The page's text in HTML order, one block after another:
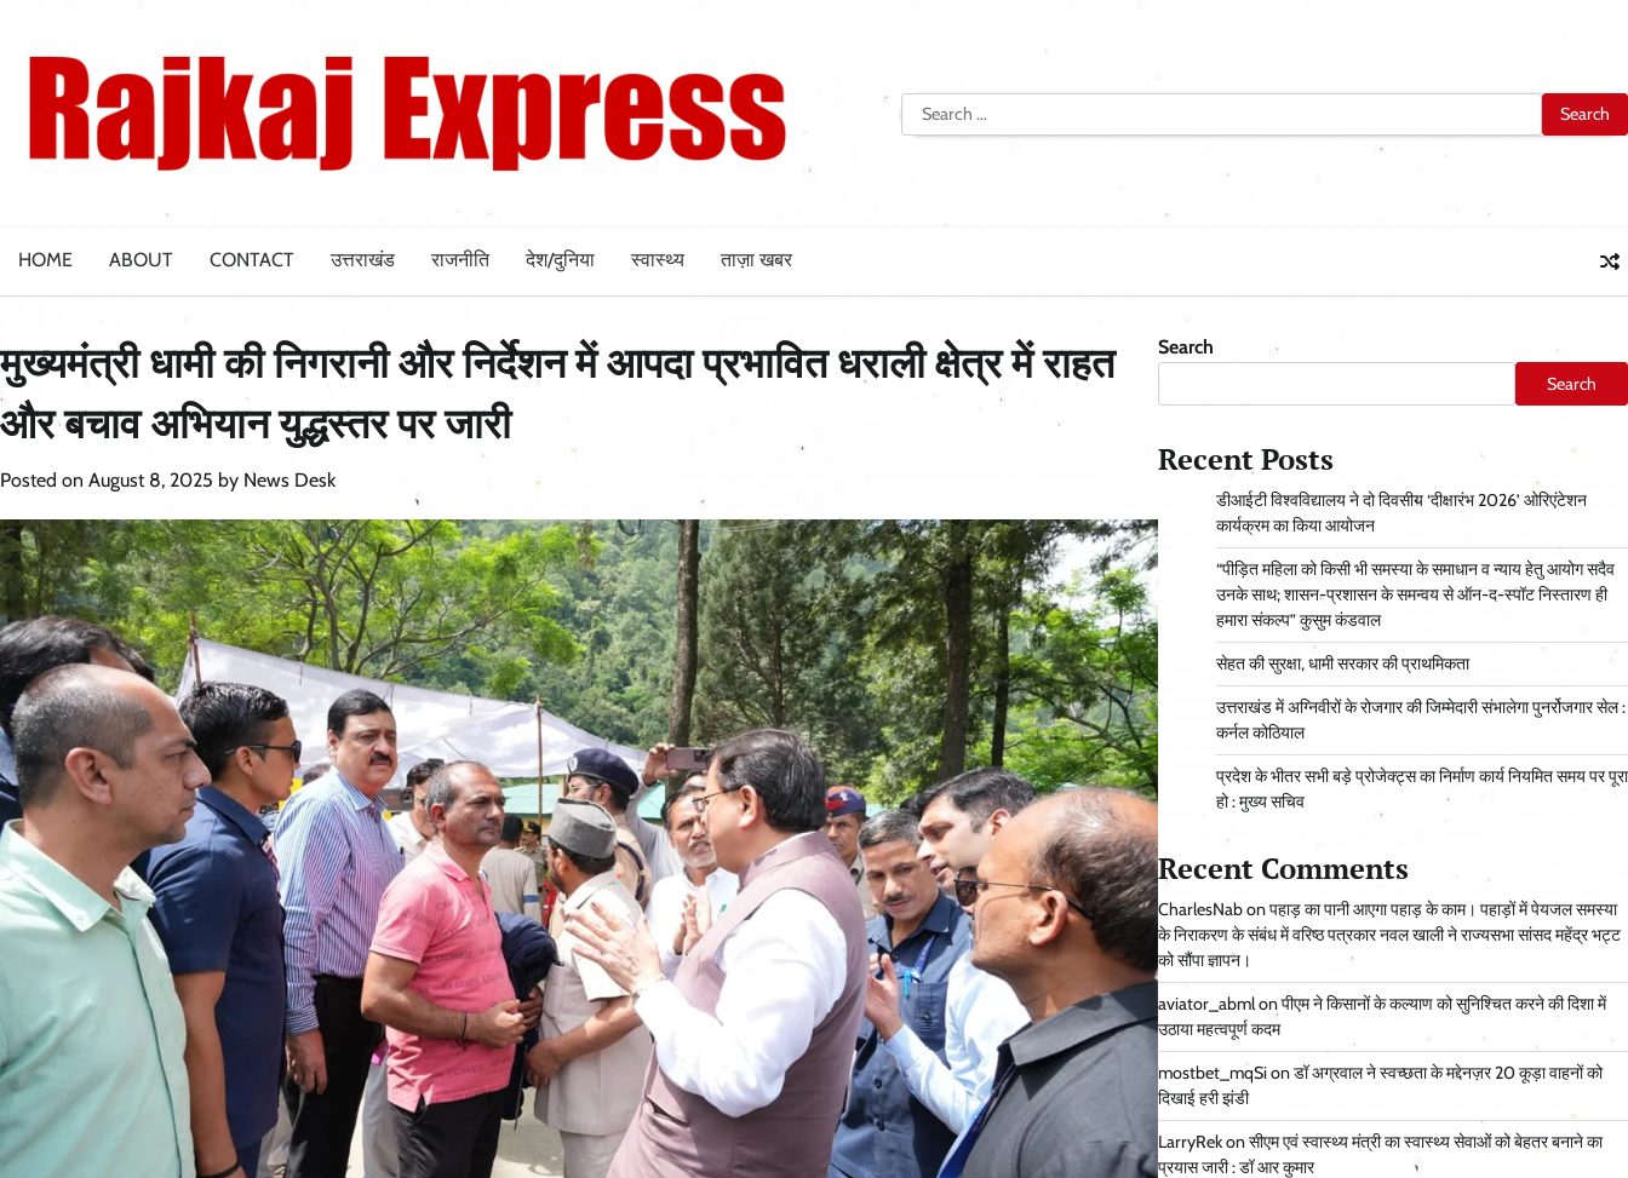
content
Search
for:
HOME ABOUT CONTACT उत्तराखंड राजनीति देश/दुनिया स्वास्थ्य ताज़ा खबर
मुख्यमंत्री धामी की निगरानी और निर्देशन में आपदा प्रभावित धराली क्षेत्र में राहत
और बचाव अभियान युद्धस्तर पर जारी
Posted on August 8, 2025 by News Desk
Search
Search
Recent Posts
डीआईटी विश्वविद्यालय ने दो दिवसीय ‘दीक्षारंभ 2026’ ओरिएंटेशन
कार्यक्रम का किया आयोजन
“पीड़ित महिला को किसी भी समस्या के समाधान व न्याय हेतु आयोग सदैव
उनके साथ; शासन-प्रशासन के समन्वय से ऑन-द-स्पॉट निस्तारण ही
हमारा संकल्प” कुसुम कंडवाल
सेहत की सुरक्षा, धामी सरकार की प्राथमिकता
उत्तराखंड में अग्निवीरों के रोजगार की जिम्मेदारी संभालेगा पुनर्रोजगार सेल :
कर्नल कोठियाल
प्रदेश के भीतर सभी बड़े प्रोजेक्ट्स का निर्माण कार्य नियमित समय पर पूरा
हो : मुख्य सचिव
Recent Comments
CharlesNabonपहाड़ का पानी आएगा पहाड़ के काम। पहाड़ों में पेयजल समस्या
के निराकरण के संबंध में वरिष्ठ पत्रकार नवल खाली ने राज्यसभा सांसद महेंद्र भट्ट
को सौंपा ज्ञापन।
aviator_abmlonपीएम ने किसानों के कल्याण को सुनिश्चित करने की दिशा में
उठाया महत्वपूर्ण कदम
mostbet_mqSionडॉ अग्रवाल ने स्वच्छता के मद्देनज़र 20 कूड़ा वाहनों को
दिखाई हरी झंडी
LarryRekonसीएम एवं स्वास्थ्य मंत्री का स्वास्थ्य सेवाओं को बेहतर बनाने का
प्रयास जारी : डॉ आर कुमार